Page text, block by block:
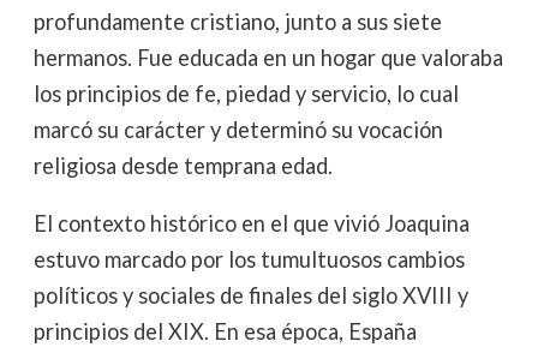
profundamente cristiano, junto a sus siete
hermanos. Fue educada en un hogar que valoraba
los principios de fe, piedad y servicio, lo cual
marcó su carácter y determinó su vocación
religiosa desde temprana edad.
El contexto histórico en el que vivió Joaquina
estuvo marcado por los tumultuosos cambios
políticos y sociales de finales del siglo XVIII y
principios del XIX. En esa época, España